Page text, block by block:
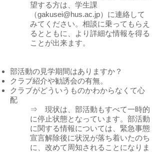
望する方は、学生課
（gakusei@hus.ac.jp）に連絡して
みてください。相談に乗ってもらえ
るとともに、より詳細な情報を得る
ことが出来ます。
部活動の見学期間はありますか？
クラブ紹介や勧誘会の有無。
クラブがどういうものかわからなくて心
配
⇒ 現状は、部活動もすべて一時的
に停止状態となっています。部活動
に関する情報については、緊急事態
宣言解除後に状況が落ち着いたのち
に、改めて周知されることになりま